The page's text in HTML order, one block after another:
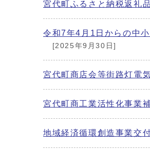
宮代町ふるさと納税返礼
令和7年4月1日からの中
[2025年9月30日]
宮代町商店会等街路灯電
宮代町商工業活性化事業
地域経済循環創造事業交